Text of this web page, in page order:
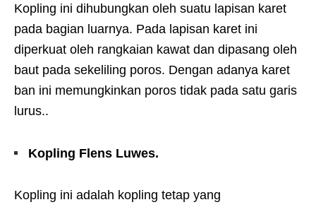
Kopling ini dihubungkan oleh suatu lapisan karet
pada bagian luarnya. Pada lapisan karet ini
diperkuat oleh rangkaian kawat dan dipasang oleh
baut pada sekeliling poros. Dengan adanya karet
ban ini memungkinkan poros tidak pada satu garis
lurus..
Kopling Flens Luwes.
Kopling ini adalah kopling tetap yang